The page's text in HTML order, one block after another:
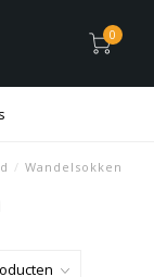
0
/ Wandelsokken